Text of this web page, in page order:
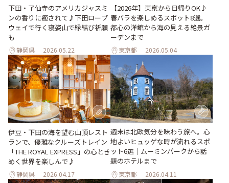
下田・了仙寺のアメリカジャスミ
ンの香りに癒されて♪下田ロープ
ウェイで行く寝姿山で縁結び祈願
も
静岡県 2026.05.22
【2026年】東京から日帰りOK♪
春バラを楽しめるスポット8選。
都心の洋館から海の見える絶景ガ
ーデンまで
東京都 2026.05.04
伊豆・下田の海を望む山頂レスト
ランで、優雅なクルーズトレイン
「THE ROYAL EXPRESS」の心とき
めく世界を楽しんで♪
静岡県 2026.04.17
週末は北欧気分を味わう旅へ。心
地よいヒュッゲな時が流れるスポ
ット6選｜ムーミンパークから話
題のホテルまで
東京都 2026.04.11